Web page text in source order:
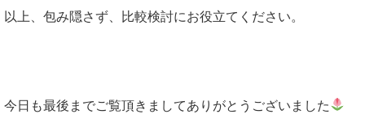
以上、包み隠さず、比較検討にお役立てください。
今日も最後までご覧頂きましてありがとうございました